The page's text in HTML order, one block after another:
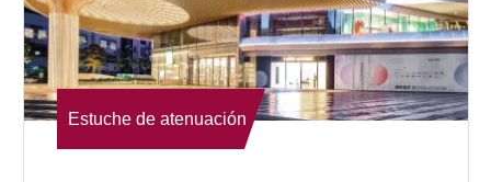
Estuche de atenuación